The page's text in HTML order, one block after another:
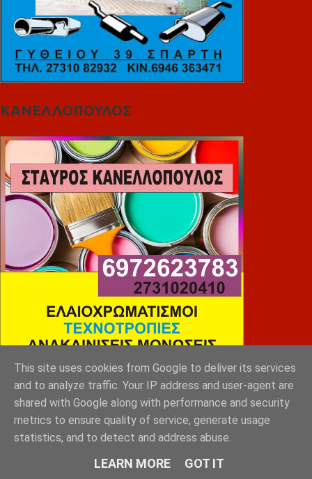
ΚΑΝΕΛΛΟΠΟΥΛΟΣ
SLEEP EXPERTS
This site uses cookies from Google to deliver its services
and to analyze traffic. Your IP address and user-agent are
shared with Google along with performance and security
metrics to ensure quality of service, generate usage
statistics, and to detect and address abuse.
LEARN MORE GOT IT